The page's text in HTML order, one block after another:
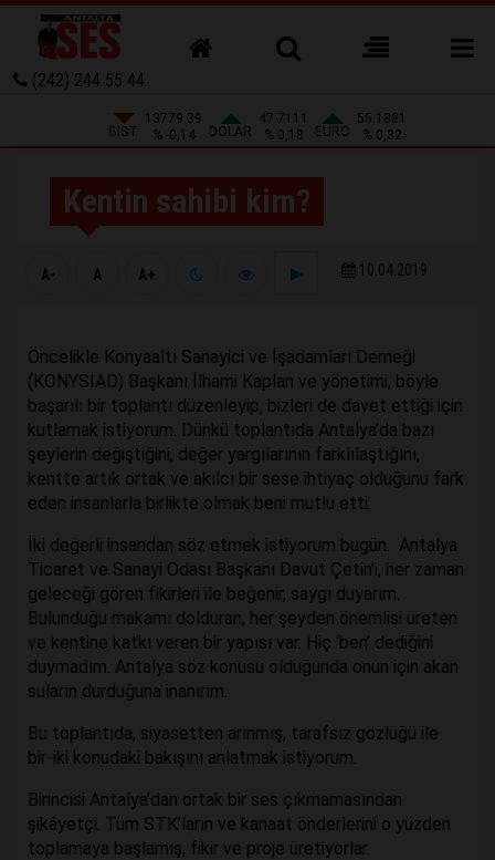
(242) 244 55 44
BIST
13779.39
% -0,14
DOLAR
47.7111
% 0,18
EURO
55.1881
% 0,32
Kentin sahibi kim?
A- A A+ 10.04.2019
Öncelikle Konyaaltı Sanayici ve İşadamları Derneği
(KONYSİAD) Başkanı İlhami Kaplan ve yönetimi, böyle
başarılı bir toplantı düzenleyip, bizleri de davet ettiği için
kutlamak istiyorum. Dünkü toplantıda Antalya’da bazı
şeylerin değiştiğini, değer yargılarının farklılaştığını,
kentte artık ortak ve akılcı bir sese ihtiyaç olduğunu fark
eden insanlarla birlikte olmak beni mutlu etti.
İki değerli insandan söz etmek istiyorum bugün. Antalya
Ticaret ve Sanayi Odası Başkanı Davut Çetin’i, her zaman
geleceği gören fikirleri ile beğenir, saygı duyarım.
Bulunduğu makamı dolduran, her şeyden önemlisi üreten
ve kentine katkı veren bir yapısı var. Hiç ‘ben’ dediğini
duymadım. Antalya söz konusu olduğunda onun için akan
suların durduğuna inanırım.
Bu toplantıda, siyasetten arınmış, tarafsız gözlüğü ile
bir-iki konudaki bakışını anlatmak istiyorum.
Birincisi Antalya’dan ortak bir ses çıkmamasından
şikâyetçi. Tüm STK’ların ve kanaat önderlerini o yüzden
toplamaya başlamış, fikir ve proje üretiyorlar.